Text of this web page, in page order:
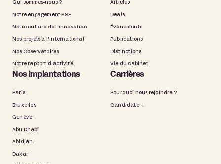
Qui sommes-nous ?
Notre engagement RSE
Notre culture de l’innovation
Nos projets à l’international
Nos Observatoires
Notre rapport d’activité
Articles
Deals
Évènements
Publications
Distinctions
Vie du cabinet
Nos implantations
Paris
Bruxelles
Genève
Abu Dhabi
Abidjan
Dakar
Carrières
Pourquoi nous rejoindre ?
Candidater !